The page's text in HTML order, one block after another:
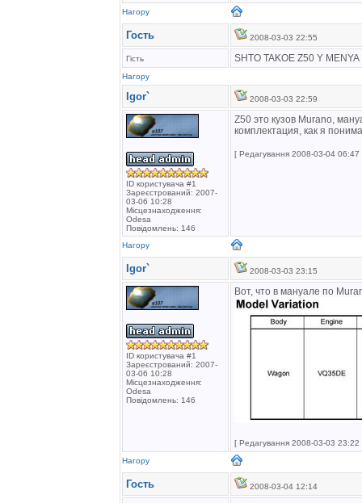
Нагору
Гость 2008-03-03 22:55
Гість SHTO TAKOE Z50 Y
Нагору
Igor` 2008-03-03 22:59
ID користувача #1
Зареєстрований: 2007-
03-06 10:28
Місцезнаходження:
Odesa
Повідомлень: 146
Z50 это кузов Murano,
комплектация, как я
[ Редагування 2008-03-04 06:47
Нагору
Igor` 2008-03-03 23:15
ID користувача #1
Зареєстрований: 2007-
03-06 10:28
Місцезнаходження:
Odesa
Повідомлень: 146
Вот, что в мануале по
[ Редагування 2008-03-03 23:22
Нагору
Гость 2008-03-04 12:14